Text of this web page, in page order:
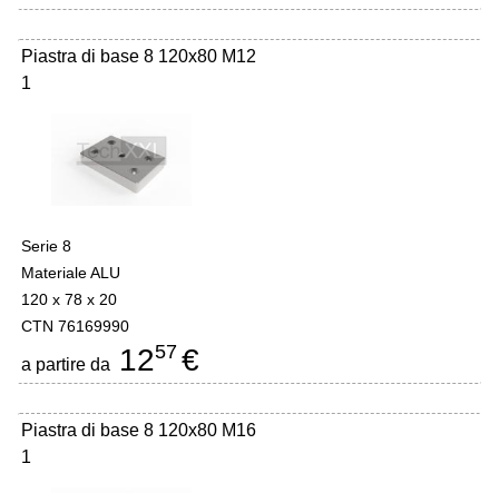
Piastra di base 8 120x80 M12
1
Serie 8
Materiale ALU
120 x 78 x 20
CTN 76169990
a partire da 1257 €
Piastra di base 8 120x80 M16
1